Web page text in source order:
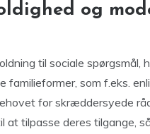
og
til sociale spørgsmål,
familieformer, som f.eks.
for skræddersyede
at tilpasse deres tilgange,